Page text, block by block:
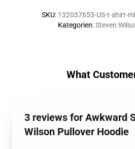
SKU: 132037653-US-t-shirt-
Kategorien:Steven
What
3 reviews for Awkward
Wilson Pullover Hoodie